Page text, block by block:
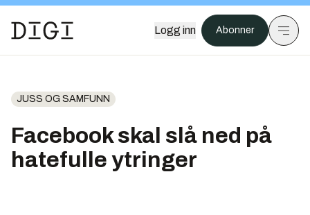
Logg inn Abonner
JUSS OG SAMFUNN
Facebook skal slå ned på
hatefulle ytringer